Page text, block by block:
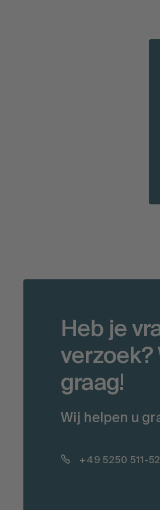
Heb je
verzoek?
graag!
Wij helpen u
+49 5250 511-